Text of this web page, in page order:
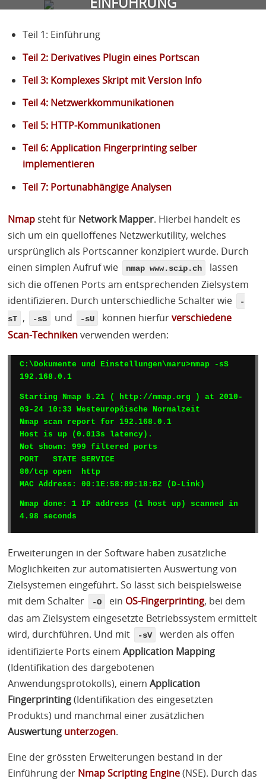
Marc Ruef 7 minutes
Teil 1: Einführung
Teil 2: Derivatives Plugin eines Portscan
Teil 3: Komplexes Skript mit Version Info
Teil 4: Netzwerkkommunikationen
Teil 5: HTTP-Kommunikationen
Teil 6: Application Fingerprinting selber
implementieren
Teil 7: Portunabhängige Analysen
Nmap steht für Network Mapper. Hierbei handelt es
sich um ein quelloffenes Netzwerkutility, welches
ursprünglich als Portscanner konzipiert wurde. Durch
einen simplen Aufruf wie
nmap www.scip.ch
lassen
sich die offenen Ports am entsprechenden Zielsystem
identifizieren. Durch unterschiedliche Schalter wie
-
sT
, -sS und -sU können hierfürverschiedene
Scan-Technikenverwenden werden:
C:\Dokumente und Einstellungen\maru>nmap -sS
192.168.0.1
Starting Nmap 5.21 ( http://nmap.org ) at 2010-
03-24 10:33 Westeuropõische Normalzeit
Nmap scan report for 192.168.0.1
Host is up (0.013s latency).
PORT
STATE SERVICE
MAC Address: 00:1E:58:89:18:B2 (D-Link)
Nmap done: 1 IP address (1 host up) scanned in
4.98 seconds
Erweiterungen in der Software haben zusätzliche
Möglichkeiten zur automatisierten Auswertung von
Zielsystemen eingeführt. So lässt sich beispielsweise
mit dem Schalter
-O ein OS-Fingerprinting, bei dem
das am Zielsystem eingesetzte Betriebssystem ermittelt
wird, durchführen. Und mit
-sV
werden als offen
identifizierte Ports einemApplication Mapping
(Identifikation des dargebotenen
Anwendungsprotokolls), einemApplication
Fingerprinting(Identifikation des eingesetzten
Produkts) und manchmal einer zusätzlichen
Auswertung unterzogen.
Eine der grössten Erweiterungen bestand in der
Einführung der Nmap Scripting Engine(NSE). Durch das